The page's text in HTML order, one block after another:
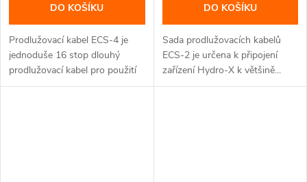
DO KOŠÍKU
Prodlužovací kabel ECS-4 je
jednoduše 16 stop dlouhý
prodlužovací kabel pro použití
se...
DO KOŠÍKU
Sada prodlužovacích kabelů
ECS-2 je určena k připojení
zařízení Hydro-X k většině...